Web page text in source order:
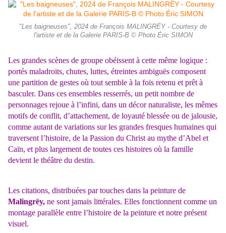
"Les baigneuses", 2024 de François MALINGRËY - Courtesy de
l'artiste et de la Galerie PARIS-B © Photo Éric SIMON
Les grandes scènes de groupe obéissent à cette même logique :
portés maladroits, chutes, luttes, étreintes ambiguës composent
une partition de gestes où tout semble à la fois retenu et prêt à
basculer. Dans ces ensembles resserrés, un petit nombre de
personnages rejoue à l’infini, dans un décor naturaliste, les mêmes
motifs de conflit, d’attachement, de loyauté blessée ou de jalousie,
comme autant de variations sur les grandes fresques humaines qui
traversent l’histoire, de la Passion du Christ au mythe d’Abel et
Caïn, et plus largement de toutes ces histoires où la famille
devient le théâtre du destin.
Les citations, distribuées par touches dans la peinture de
Malingrëy, ne sont jamais littérales. Elles fonctionnent comme un
montage parallèle entre l’histoire de la peinture et notre présent
visuel.